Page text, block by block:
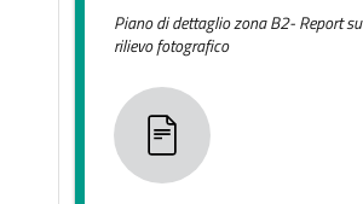
Piano di dettaglio zona B2- Report su
rilievo fotografico